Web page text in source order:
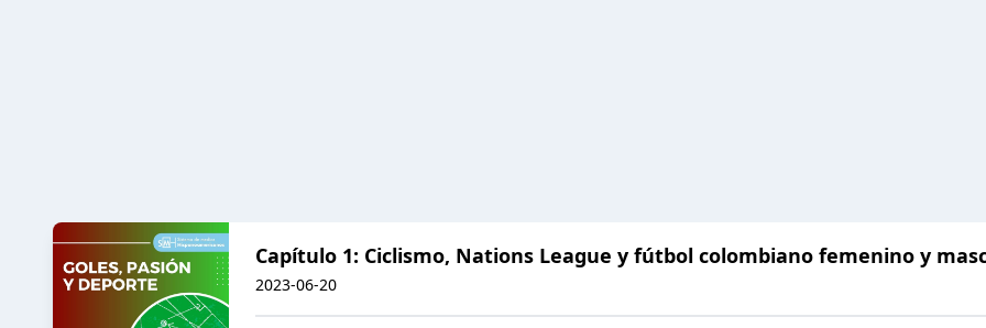
Capítulo 1: Ciclismo, Nations League y fútbol colombiano femenino y
2023-06-20